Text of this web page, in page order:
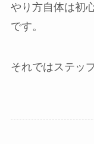
やり方自体は初
です。
それではステッ